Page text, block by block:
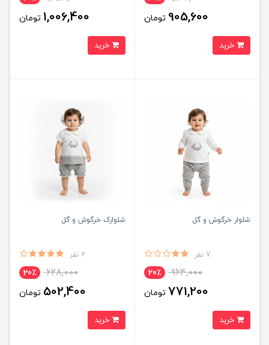
905,600 تومان 1,006,400 تومان
شلوار خرگوش و گل
7 نفر
964,000 20٪
771,200 تومان
شلوارک خرگوش و گل
2 نفر
628,000 20٪
502,400 تومان